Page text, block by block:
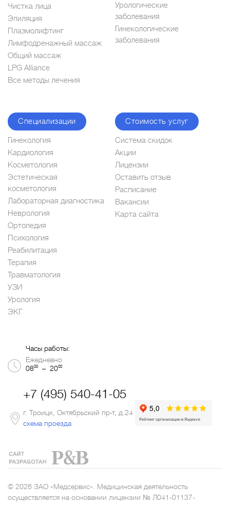
Чистка лица
Эпиляция
Плазмолифтинг
Лимфодренажный массаж
Общий массаж
LPG Alliance
Все методы лечения
Урологические
заболевания
Гинекологические
заболевания
Специализации
Гинекология
Кардиология
Косметология
Эстетическая
косметология
Лабораторная диагностика
Неврология
Ортопедия
Психология
Реабилитация
Терапия
Травматология
УЗИ
Урология
ЭКГ
Стоимость услуг
Система скидок
Акции
Лицензии
Оставить отзыв
Расписание
Вакансии
Карта сайта
Часы работы:
Ежедневно
0800– 2000
+7 (495) 540-41-05
г. Троицк, Октябрьский пр-т, д.24
схема проезда
© 2026 ЗАО «Медсервис». Медицинская деятельность
осуществляется на основании лицензии № Л041-01137-